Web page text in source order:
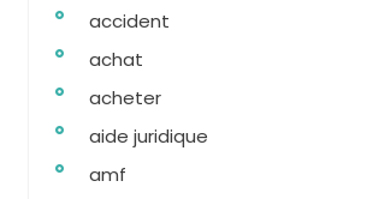
accident
achat
acheter
aide juridique
amf